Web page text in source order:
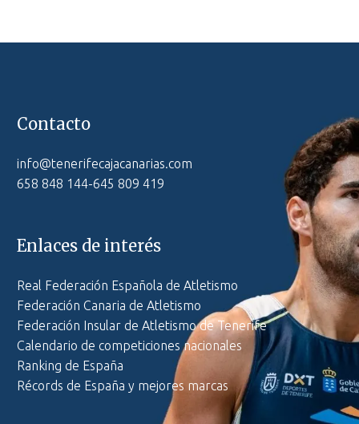
Contacto
info@tenerifecajacanarias.com
658 848 144-645 809 419
Enlaces de interés
Real Federación Española de Atletismo
Federación Canaria de Atletismo
Federación Insular de Atletismo de Tenerife
Calendario de competiciones nacionales
Ranking de España
Récords de España y mejores marcas